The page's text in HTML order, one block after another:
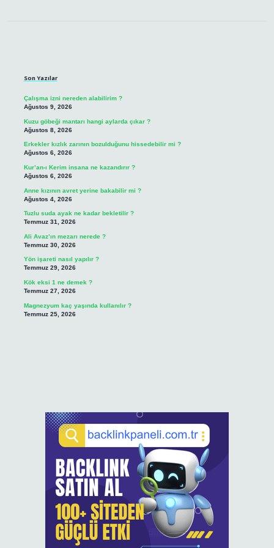
Son Yazılar
Çalışma izni nereden alabilirim ?
Ağustos 9, 2026
Kuzu göbeği mantarı hangi aylarda çıkar ?
Ağustos 8, 2026
Erkekler kızlık zarının bozulduğunu hissedebilir mi ?
Ağustos 6, 2026
Kur’an-ı Kerim insana ne kazandırır ?
Ağustos 6, 2026
Anne kızının avret yerine bakabilir mi ?
Ağustos 4, 2026
Tuzlu suda ayak ne kadar bekletilir ?
Temmuz 31, 2026
Ali Avaz’ın mezarı nerede ?
Temmuz 30, 2026
Yön işareti nasıl yapılır ?
Temmuz 29, 2026
Kök eksi 1 ne demek ?
Temmuz 27, 2026
Magnezyum kaç yaşında kullanılır ?
Temmuz 25, 2026